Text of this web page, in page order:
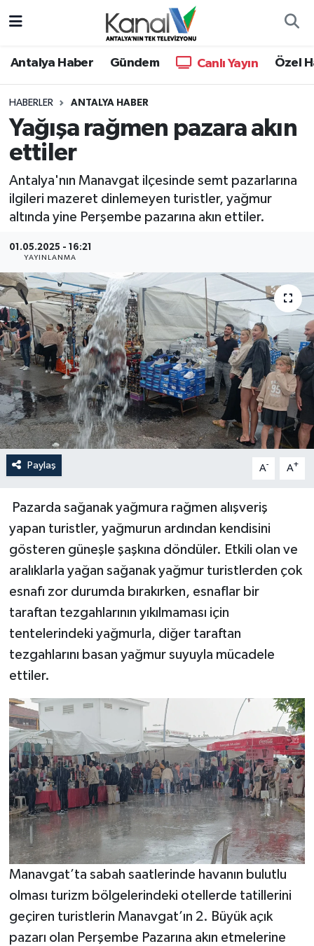
Antalya Haber Gündem Canlı Yayın Özel
HABERLER ANTALYA HABER
Yağışa rağmen pazara akın
ettiler
Antalya'nın Manavgat ilçesinde semt pazarlarına
ilgileri mazeret dinlemeyen turistler, yağmur
altında yine Perşembe pazarına akın ettiler.
01.05.2025 - 16:21
YAYINLANMA
Paylaş A- A+
Pazarda sağanak yağmura rağmen alışveriş
yapan turistler, yağmurun ardından kendisini
gösteren güneşle şaşkına döndüler. Etkili olan ve
aralıklarla yağan sağanak yağmur turistlerden çok
esnafı zor durumda bırakırken, esnaflar bir
taraftan tezgahlarının yıkılmaması için
tentelerindeki yağmurla, diğer taraftan
tezgahlarını basan yağmur suyuyla mücadele
ettiler.
Manavgat’ta sabah saatlerinde havanın bulutlu
olması turizm bölgelerindeki otellerde tatillerini
geçiren turistlerin Manavgat’ın 2. Büyük açık
pazarı olan Perşembe Pazarına akın etmelerine
Antalya Haber
Dünya
Eğitim
Ekonomi
Haber Kuşakları
Haberler
KANALV Spor
Kültür Sanat
Magazin
Siyaset
Sosyal medya
Teknoloji
Televizyon
Turizm
Yaşam
Hava Durumu
Trafik Durumu
Süper Lig Puan Durumu ve Fikstür
Tüm Manşetler